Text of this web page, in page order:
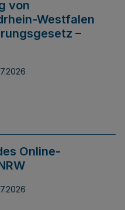
von
Westfalen
–
Online-